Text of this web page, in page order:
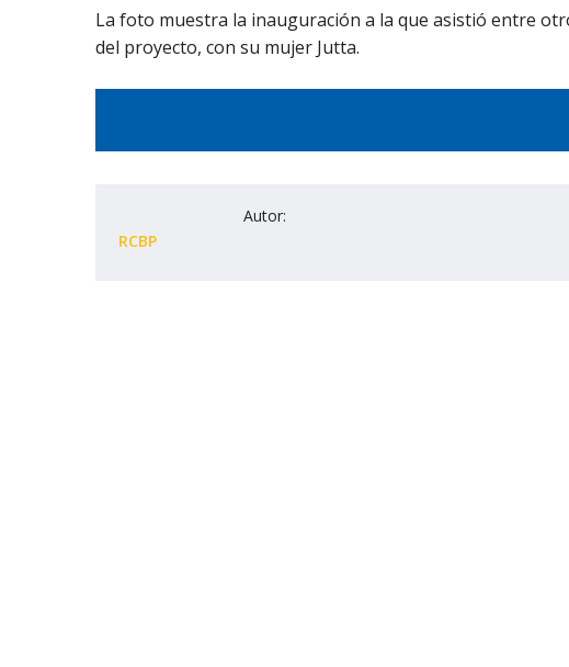
La foto muestra la inauguración a la que asistió entre
del proyecto, con su mujer Jutta.
Autor:
RCBP